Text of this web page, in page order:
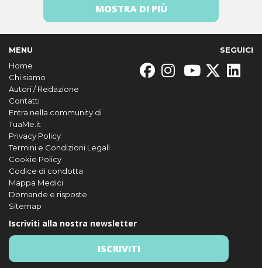
MOSTRA DI PIÙ
MENU
Home
Chi siamo
Autori / Redazione
Contatti
Entra nella community di
TuaMe.it
Privacy Policy
Termini e Condizioni Legali
Cookie Policy
Codice di condotta
Mappa Medici
Domande e risposte
Sitemap
SEGUICI
Iscriviti alla nostra newsletter
ISCRIVITI